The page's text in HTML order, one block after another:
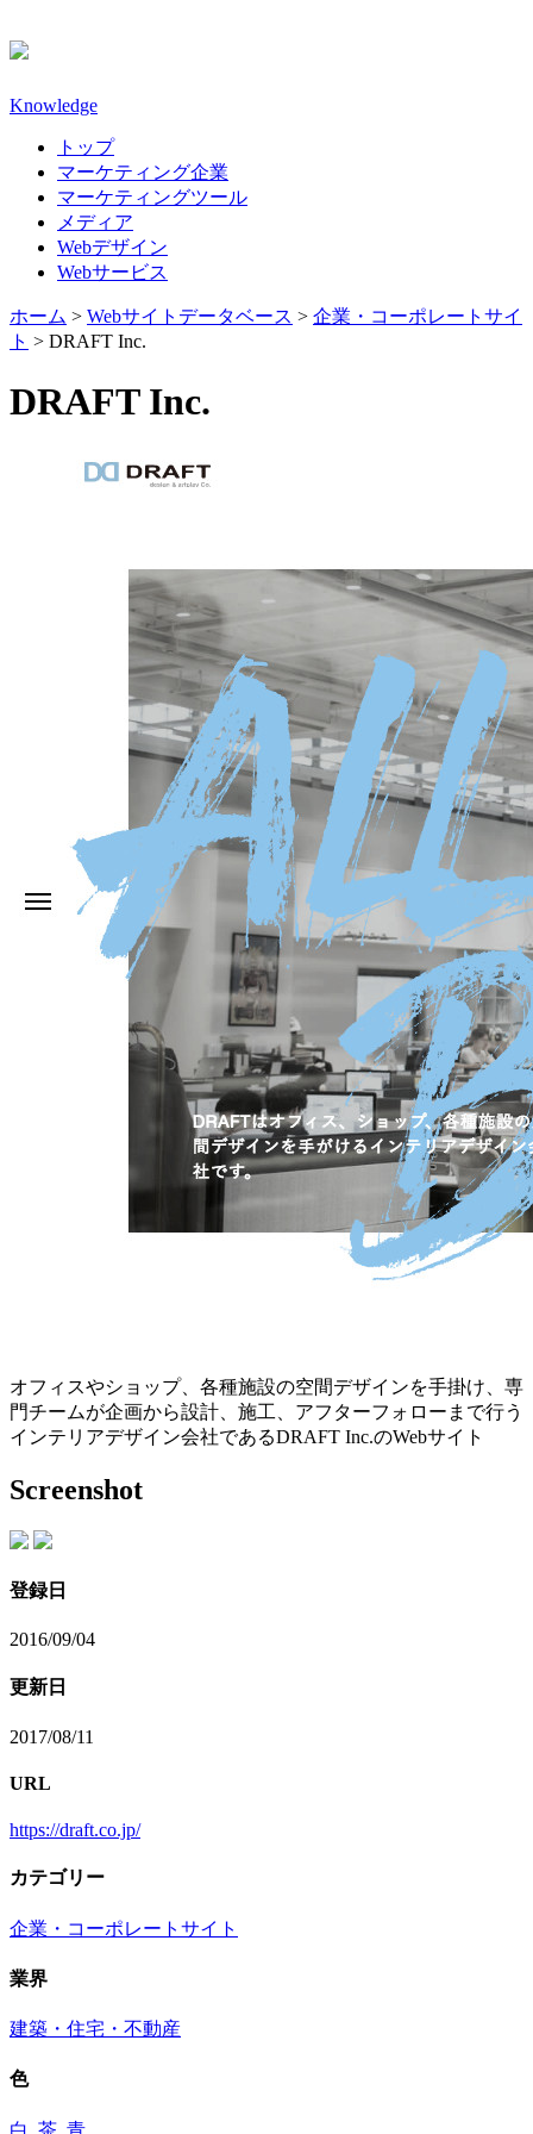
Knowledge
トップ
マーケティング企業
マーケティングツール
メディア
Webデザイン
Webサービス
ホーム > Webサイトデータベース > 企業・コーポレートサイ
ト > DRAFT Inc.
DRAFT Inc.
オフィスやショップ、各種施設の空間デザインを手掛け、専
門チームが企画から設計、施工、アフターフォローまで行う
インテリアデザイン会社であるDRAFT Inc.のWebサイト
Screenshot
登録日
2016/09/04
更新日
2017/08/11
URL
https://draft.co.jp/
カテゴリー
企業・コーポレートサイト
業界
建築・住宅・不動産
色
白 茶 青